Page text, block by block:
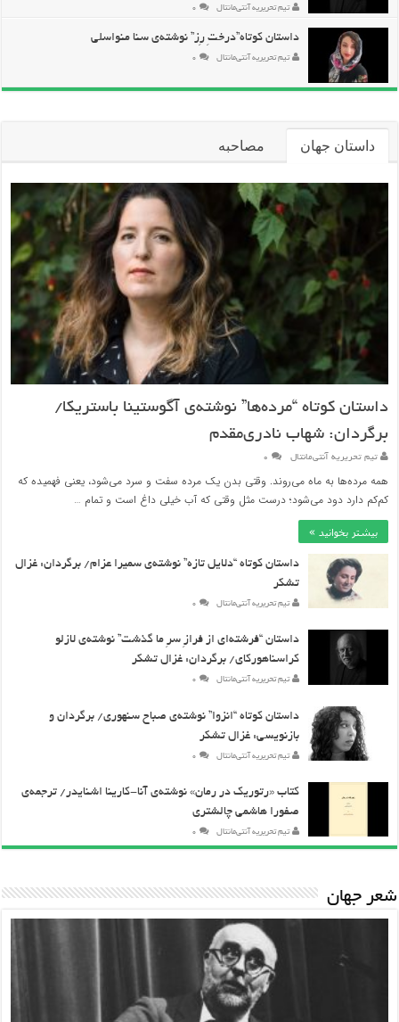
تیم تحریریه آنتی‌مانتال ۰
داستان کوتاه”درختِ رِز” نوشته‌ی سنا منواسلی
تیم تحریریه آنتی‌مانتال ۰
داستان جهان مصاحبه
داستان کوتاه “مرده‌ها” نوشته‌ی آگوستینا باستریکا/
برگردان: شهاب نادری‌مقدم
تیم تحریریه آنتی‌مانتال ۰
همه مرده‌ها به ماه می‌روند. وقتی بدن یک مرده سفت و سرد می‌شود، یعنی فهمیده که
کم‌کم دارد دود می‌شود؛ درست مثل وقتی که آب خیلی داغ است و تمام …
بیشتر بخوانید »
داستان کوتاه “دلایل تازه” نوشته‌ی سمیرا عزام/ برگردان: غزال
تشکر
تیم تحریریه آنتی‌مانتال ۰
داستان “فرشته‌ای از فرازِ سرِ ما گذشت” نوشته‌ی لازلو
کراسناهورکای/ برگردان: غزال تشکر
تیم تحریریه آنتی‌مانتال ۰
داستان کوتاه “انزوا” نوشته‌ی صباح سنهوری/ برگردان و
بازنویسی: غزال تشکر
تیم تحریریه آنتی‌مانتال ۰
کتاب «رتوریک در رمان» نوشته‌ی آنا-کارینا اشنایدر/ ترجمه‌‎ی
صفورا هاشمی چالشتری
تیم تحریریه آنتی‌مانتال ۰
شعر جهان